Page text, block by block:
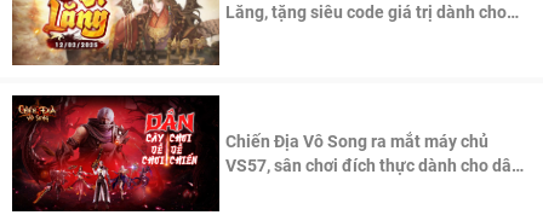
Lăng, tặng siêu code giá trị dành cho
Chiến Địa Vô Song ra mắt máy chủ
VS57, sân chơi đích thực dành cho dân